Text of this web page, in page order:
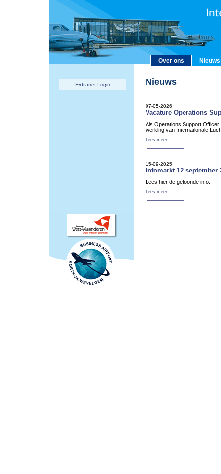
Over ons Nieuws
Extranet Login Nieuws
07-05-2026
Vacature Operations
Als Operations Support Officer
werking van Internationale
Lees meer...
15-09-2025
Infomarkt 12 september
Lees hier de getoonde info.
Lees meer...